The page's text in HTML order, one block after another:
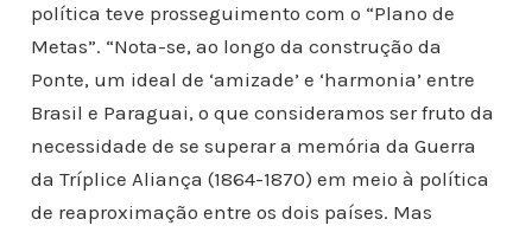
política teve prosseguimento com o “Plano de
Metas”. “Nota-se, ao longo da construção da
Ponte, um ideal de ‘amizade’ e ‘harmonia’ entre
Brasil e Paraguai, o que consideramos ser fruto da
necessidade de se superar a memória da Guerra
da Tríplice Aliança (1864-1870) em meio à política
de reaproximação entre os dois países. Mas